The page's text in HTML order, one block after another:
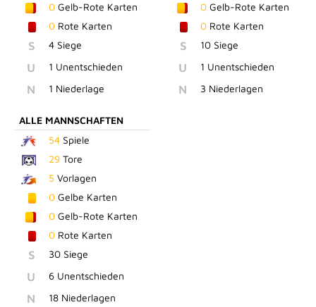
0 Gelb-Rote Karten
0 Rote Karten
S 4 Siege
U 1 Unentschieden
N 1 Niederlage
0Gelb-Rote Karten
0Rote Karten
S 10 Siege
U 1 Unentschieden
N 3 Niederlagen
ALLE MANNSCHAFTEN
54 Spiele
29 Tore
5 Vorlagen
0 Gelbe Karten
0 Gelb-Rote Karten
0 Rote Karten
S 30 Siege
U 6 Unentschieden
N 18 Niederlagen